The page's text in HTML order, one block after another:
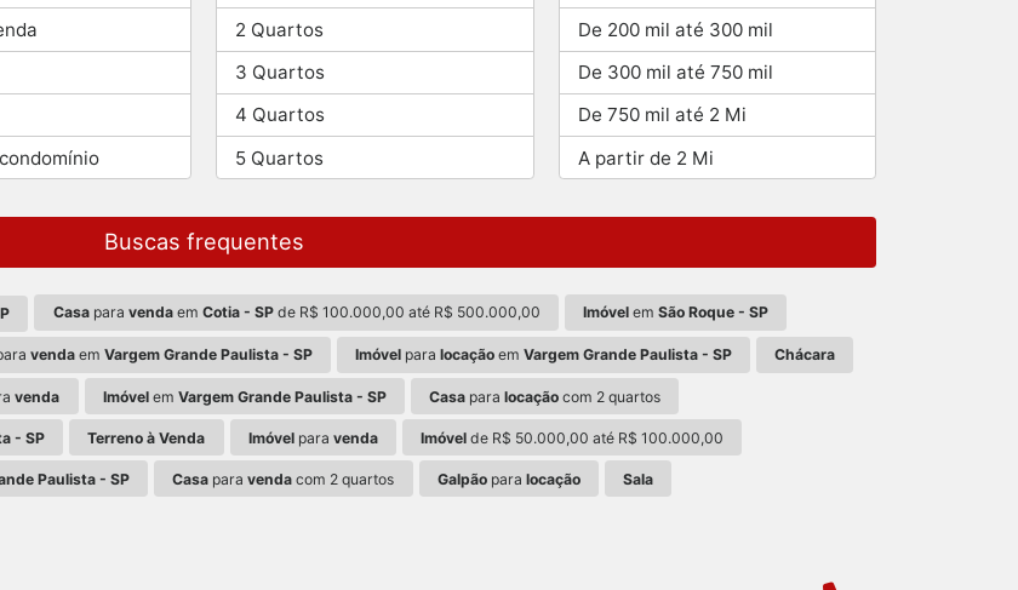
2 Quartos
3 Quartos
4 Quartos
5 Quartos
De 200 mil até 300 mil
De 300 mil até 750 mil
De 750 mil até 2 Mi
A partir de 2 Mi
Buscas frequentes
Casapara vendaem Cotia - SPde R$ 100.000,00 até R$ 500.000,00 Imóvelem São Roque - SP
vendaem Vargem Grande Paulista - SP Imóvelpara locaçãoem Vargem Grande Paulista - SP Chácara
venda Imóvelem Vargem Grande Paulista - SP Casa paralocação com 2 quartos
- SP Terreno à Venda Imóvelpara venda Imóvel de R$ 50.000,00 até R$ 100.000,00
Paulista - SP Casa paravenda com 2 quartos Galpãopara locação Sala